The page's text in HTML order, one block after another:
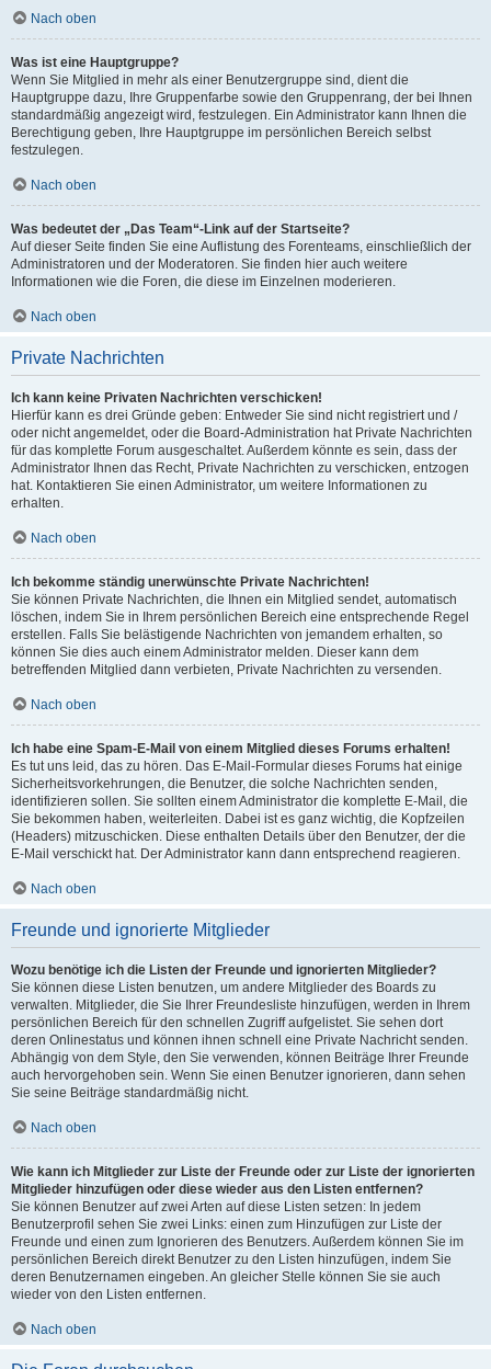
Nach oben
Was ist eine Hauptgruppe?
Wenn Sie Mitglied in mehr als einer Benutzergruppe sind, dient die
Hauptgruppe dazu, Ihre Gruppenfarbe sowie den Gruppenrang, der bei Ihnen
standardmäßig angezeigt wird, festzulegen. Ein Administrator kann Ihnen die
Berechtigung geben, Ihre Hauptgruppe im persönlichen Bereich selbst
festzulegen.
Nach oben
Was bedeutet der „Das Team“-Link auf der Startseite?
Auf dieser Seite finden Sie eine Auflistung des Forenteams, einschließlich der
Administratoren und der Moderatoren. Sie finden hier auch weitere
Informationen wie die Foren, die diese im Einzelnen moderieren.
Nach oben
Private Nachrichten
Ich kann keine Privaten Nachrichten verschicken!
Hierfür kann es drei Gründe geben: Entweder Sie sind nicht registriert und /
oder nicht angemeldet, oder die Board-Administration hat Private Nachrichten
für das komplette Forum ausgeschaltet. Außerdem könnte es sein, dass der
Administrator Ihnen das Recht, Private Nachrichten zu verschicken, entzogen
hat. Kontaktieren Sie einen Administrator, um weitere Informationen zu
erhalten.
Nach oben
Ich bekomme ständig unerwünschte Private Nachrichten!
Sie können Private Nachrichten, die Ihnen ein Mitglied sendet, automatisch
löschen, indem Sie in Ihrem persönlichen Bereich eine entsprechende Regel
erstellen. Falls Sie belästigende Nachrichten von jemandem erhalten, so
können Sie dies auch einem Administrator melden. Dieser kann dem
betreffenden Mitglied dann verbieten, Private Nachrichten zu versenden.
Nach oben
Ich habe eine Spam-E-Mail von einem Mitglied dieses Forums erhalten!
Es tut uns leid, das zu hören. Das E-Mail-Formular dieses Forums hat einige
Sicherheitsvorkehrungen, die Benutzer, die solche Nachrichten senden,
identifizieren sollen. Sie sollten einem Administrator die komplette E-Mail, die
Sie bekommen haben, weiterleiten. Dabei ist es ganz wichtig, die Kopfzeilen
(Headers) mitzuschicken. Diese enthalten Details über den Benutzer, der die
E-Mail verschickt hat. Der Administrator kann dann entsprechend reagieren.
Nach oben
Freunde und ignorierte Mitglieder
Wozu benötige ich die Listen der Freunde und ignorierten Mitglieder?
Sie können diese Listen benutzen, um andere Mitglieder des Boards zu
verwalten. Mitglieder, die Sie Ihrer Freundesliste hinzufügen, werden in Ihrem
persönlichen Bereich für den schnellen Zugriff aufgelistet. Sie sehen dort
deren Onlinestatus und können ihnen schnell eine Private Nachricht senden.
Abhängig von dem Style, den Sie verwenden, können Beiträge Ihrer Freunde
auch hervorgehoben sein. Wenn Sie einen Benutzer ignorieren, dann sehen
Sie seine Beiträge standardmäßig nicht.
Nach oben
Wie kann ich Mitglieder zur Liste der Freunde oder zur Liste der ignorierten
Mitglieder hinzufügen oder diese wieder aus den Listen entfernen?
Sie können Benutzer auf zwei Arten auf diese Listen setzen: In jedem
Benutzerprofil sehen Sie zwei Links: einen zum Hinzufügen zur Liste der
Freunde und einen zum Ignorieren des Benutzers. Außerdem können Sie im
persönlichen Bereich direkt Benutzer zu den Listen hinzufügen, indem Sie
deren Benutzernamen eingeben. An gleicher Stelle können Sie sie auch
wieder von den Listen entfernen.
Nach oben